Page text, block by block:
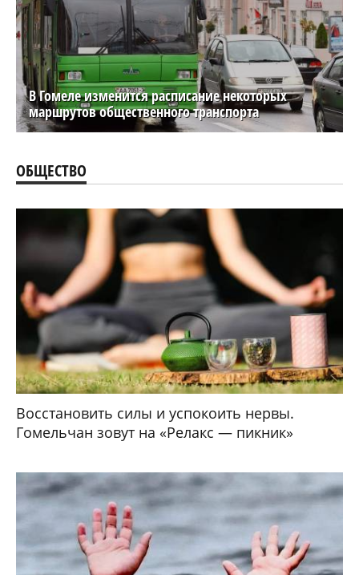
В Гомеле изменится расписание некоторых
маршрутов общественного транспорта
ОБЩЕСТВО
Восстановить силы и успокоить нервы.
Гомельчан зовут на «Релакс — пикник»